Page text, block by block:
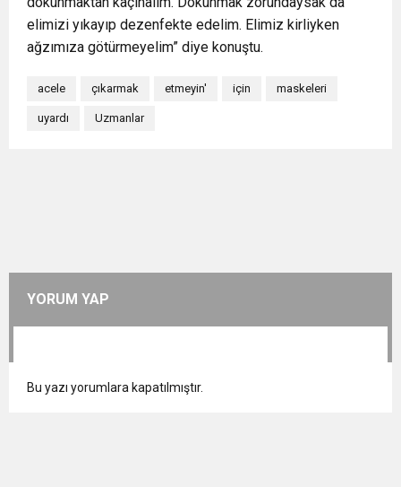
elimizi yıkayıp dezenfekte edelim. Elimiz kirliyken
ağzımıza götürmeyelim” diye konuştu.
acele çıkarmak etmeyin' için maskeleri
uyardı Uzmanlar
YORUM YAP
Bu yazı yorumlara kapatılmıştır.